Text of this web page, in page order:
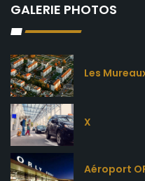
GALERIE PHOTOS
Les
X
Aéroport